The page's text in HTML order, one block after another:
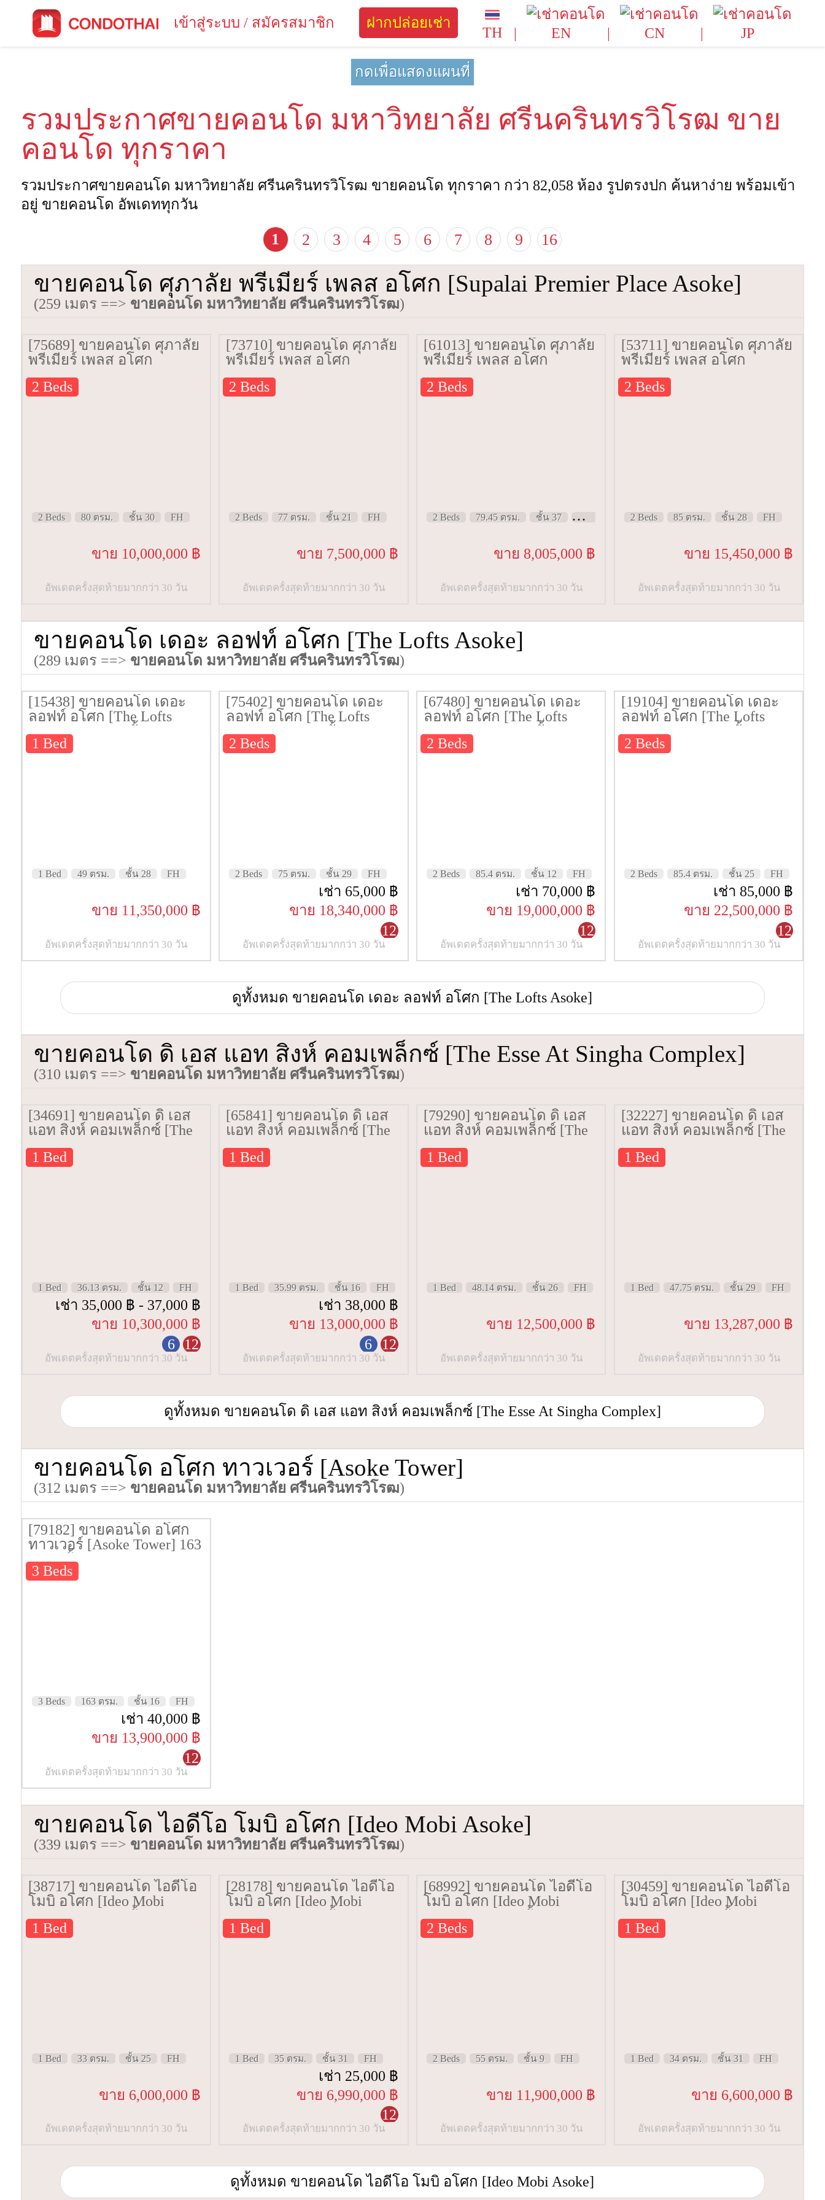
เข้าสู่ระบบ / สมัครสมาชิก ฝากปล่อยเช่า
TH EN CN JP
กดเพื่อแสดงแผนที่
รวมประกาศขายคอนโด มหาวิทยาลัย ศรีนครินทรวิโรฒ ขาย
คอนโด ทุกราคา
รวมประกาศขายคอนโด มหาวิทยาลัย ศรีนครินทรวิโรฒ ขายคอนโด ทุกราคา กว่า 82,058 ห้อง รูปตรงปก ค้นหาง่าย พร้อมเข้า
อยู่ ขายคอนโด อัพเดททุกวัน
1 2 3 4 5 6 7 8 9 16
ขายคอนโด ศุภาลัย พรีเมียร์ เพลส อโศก [Supalai Premier Place Asoke]
(259 เมตร ==> ขายคอนโด มหาวิทยาลัย ศรีนครินทรวิโรฒ)
[75689] ขายคอนโด ศุภาลัย
พรีเมียร์ เพลส อโศก
[Supalai Premier Place
Asoke] 80 ตรม. ชั้น 30
2 Beds
2 Beds 80 ตรม. ชั้น 30 FH
ขาย 10,000,000 ฿
อัพเดตครั้งสุดท้ายมากกว่า 30 วัน
[73710] ขายคอนโด ศุภาลัย
พรีเมียร์ เพลส อโศก
[Supalai Premier Place
Asoke] 77 ตรม. ชั้น 21
2 Beds
2 Beds 77 ตรม. ชั้น 21 FH
ขาย 7,500,000 ฿
อัพเดตครั้งสุดท้ายมากกว่า 30 วัน
[61013] ขายคอนโด ศุภาลัย
พรีเมียร์ เพลส อโศก
[Supalai Premier Place
Asoke] 79.45 ตรม. ชั้น 37
2 Beds
2 Beds 79.45 ตรม. ชั้น 37 FH
ขาย 8,005,000 ฿
อัพเดตครั้งสุดท้ายมากกว่า 30 วัน
[53711] ขายคอนโด ศุภาลัย
พรีเมียร์ เพลส อโศก
[Supalai Premier Place
Asoke] 85 ตรม. ชั้น 28
2 Beds
2 Beds 85 ตรม. ชั้น 28 FH
ขาย 15,450,000 ฿
อัพเดตครั้งสุดท้ายมากกว่า 30 วัน
ขายคอนโด เดอะ ลอฟท์ อโศก [The Lofts Asoke]
(289 เมตร ==> ขายคอนโด มหาวิทยาลัย ศรีนครินทรวิโรฒ)
[15438] ขายคอนโด เดอะ
ลอฟท์ อโศก [The Lofts
Asoke] 49 ตรม. ชั้น 28
1 Bed
1 Bed 49 ตรม. ชั้น 28 FH
ขาย 11,350,000 ฿
อัพเดตครั้งสุดท้ายมากกว่า 30 วัน
[75402] ขายคอนโด เดอะ
ลอฟท์ อโศก [The Lofts
Asoke] 75 ตรม. ชั้น 29
2 Beds
2 Beds 75 ตรม. ชั้น 29 FH
เช่า 65,000 ฿
ขาย 18,340,000 ฿
12
อัพเดตครั้งสุดท้ายมากกว่า 30 วัน
[67480] ขายคอนโด เดอะ
ลอฟท์ อโศก [The Lofts
Asoke] 85.4 ตรม. ชั้น 12
2 Beds
2 Beds 85.4 ตรม. ชั้น 12 FH
เช่า 70,000 ฿
ขาย 19,000,000 ฿
12
อัพเดตครั้งสุดท้ายมากกว่า 30 วัน
[19104] ขายคอนโด เดอะ
ลอฟท์ อโศก [The Lofts
Asoke] 85.4 ตรม. ชั้น 25
2 Beds
2 Beds 85.4 ตรม. ชั้น 25 FH
เช่า 85,000 ฿
ขาย 22,500,000 ฿
12
อัพเดตครั้งสุดท้ายมากกว่า 30 วัน
ดูทั้งหมด ขายคอนโด เดอะ ลอฟท์ อโศก [The Lofts Asoke]
ขายคอนโด ดิ เอส แอท สิงห์ คอมเพล็กซ์ [The Esse At Singha Complex]
(310 เมตร ==> ขายคอนโด มหาวิทยาลัย ศรีนครินทรวิโรฒ)
[34691] ขายคอนโด ดิ เอส
แอท สิงห์ คอมเพล็กซ์ [The
Esse At Singha Complex]
36.13 ตรม. ชั้น 12
1 Bed
1 Bed 36.13 ตรม. ชั้น 12 FH
เช่า 35,000 ฿ - 37,000 ฿
ขาย 10,300,000 ฿
6
12
อัพเดตครั้งสุดท้ายมากกว่า 30 วัน
[65841] ขายคอนโด ดิ เอส
แอท สิงห์ คอมเพล็กซ์ [The
Esse At Singha Complex]
35.99 ตรม. ชั้น 16
1 Bed
1 Bed 35.99 ตรม. ชั้น 16 FH
เช่า 38,000 ฿
ขาย 13,000,000 ฿
6
12
อัพเดตครั้งสุดท้ายมากกว่า 30 วัน
[79290] ขายคอนโด ดิ เอส
แอท สิงห์ คอมเพล็กซ์ [The
Esse At Singha Complex]
48.14 ตรม. ชั้น 26
1 Bed
1 Bed 48.14 ตรม. ชั้น 26 FH
ขาย 12,500,000 ฿
อัพเดตครั้งสุดท้ายมากกว่า 30 วัน
[32227] ขายคอนโด ดิ เอส
แอท สิงห์ คอมเพล็กซ์ [The
Esse At Singha Complex]
47.75 ตรม. ชั้น 29
1 Bed
1 Bed 47.75 ตรม. ชั้น 29 FH
ขาย 13,287,000 ฿
อัพเดตครั้งสุดท้ายมากกว่า 30 วัน
ดูทั้งหมด ขายคอนโด ดิ เอส แอท สิงห์ คอมเพล็กซ์ [The Esse At Singha Complex]
ขายคอนโด อโศก ทาวเวอร์ [Asoke Tower]
(312 เมตร ==> ขายคอนโด มหาวิทยาลัย ศรีนครินทรวิโรฒ)
[79182] ขายคอนโด อโศก
ทาวเวอร์ [Asoke Tower] 163
ตรม. ชั้น 16
3 Beds
3 Beds 163 ตรม. ชั้น 16 FH
เช่า 40,000 ฿
ขาย 13,900,000 ฿
12
อัพเดตครั้งสุดท้ายมากกว่า 30 วัน
ขายคอนโด ไอดีโอ โมบิ อโศก [Ideo Mobi Asoke]
(339 เมตร ==> ขายคอนโด มหาวิทยาลัย ศรีนครินทรวิโรฒ)
[38717] ขายคอนโด ไอดีโอ
โมบิ อโศก [Ideo Mobi
Asoke] 33 ตรม. ชั้น 25
1 Bed
1 Bed 33 ตรม. ชั้น 25 FH
ขาย 6,000,000 ฿
อัพเดตครั้งสุดท้ายมากกว่า 30 วัน
[28178] ขายคอนโด ไอดีโอ
โมบิ อโศก [Ideo Mobi
Asoke] 35 ตรม. ชั้น 31
1 Bed
1 Bed 35 ตรม. ชั้น 31 FH
เช่า 25,000 ฿
ขาย 6,990,000 ฿
12
อัพเดตครั้งสุดท้ายมากกว่า 30 วัน
[68992] ขายคอนโด ไอดีโอ
โมบิ อโศก [Ideo Mobi
Asoke] 55 ตรม. ชั้น 9
2 Beds
2 Beds 55 ตรม. ชั้น 9 FH
ขาย 11,900,000 ฿
อัพเดตครั้งสุดท้ายมากกว่า 30 วัน
[30459] ขายคอนโด ไอดีโอ
โมบิ อโศก [Ideo Mobi
Asoke] 34 ตรม. ชั้น 31
1 Bed
1 Bed 34 ตรม. ชั้น 31 FH
ขาย 6,600,000 ฿
อัพเดตครั้งสุดท้ายมากกว่า 30 วัน
ดูทั้งหมด ขายคอนโด ไอดีโอ โมบิ อโศก [Ideo Mobi Asoke]